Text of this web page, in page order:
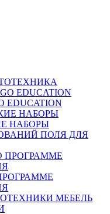
НАБОРЫ
ПОЛЯ ДЛЯ
МЕБЕЛЬ